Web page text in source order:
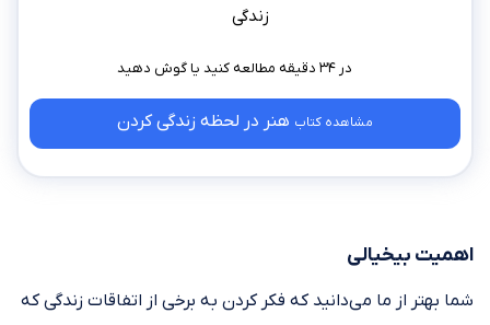
زندگی
در ۳۴ دقیقه مطالعه کنید
مشاهده کتاب هنر در لحظه زندگی کردن
اهمیت بیخیالی
شما بهتر از ما می‌دانید که فکر کردن به برخی از اتفاقات زندگی که